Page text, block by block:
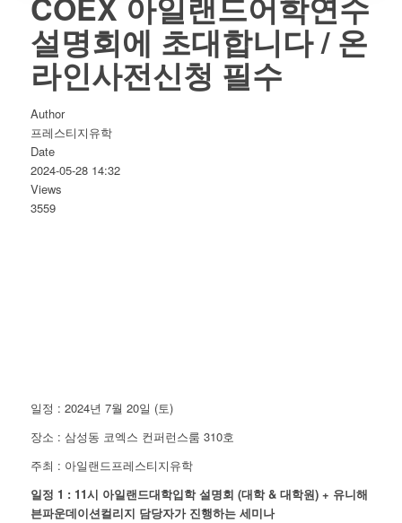
설명회에 초대합니다 / 온
라인사전신청 필수
Author
프레스티지유학
Date
2024-05-28 14:32
Views
3559
일정 : 2024년 7월 20일 (토)
장소 : 삼성동 코엑스 컨퍼런스룸 310호
주최 : 아일랜드프레스티지유학
일정 1 : 11시 아일랜드대학입학 설명회 (대학 & 대학원) + 유니해
븐파운데이션컬리지 담당자가 진행하는 세미나